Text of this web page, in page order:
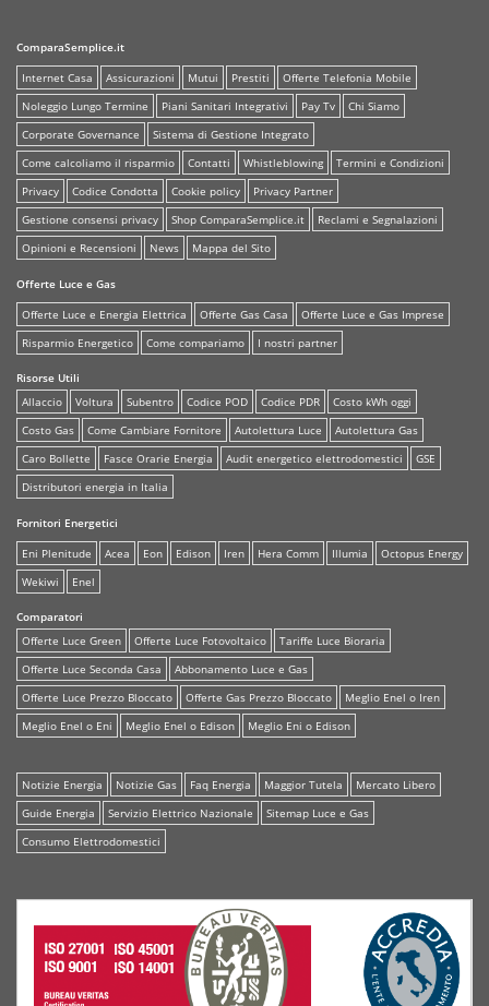
ComparaSemplice.it
Internet Casa
Assicurazioni Mutui Prestiti
Offerte Telefonia Mobile
Noleggio Lungo Termine
Piani Sanitari Integrativi Pay Tv
Chi Siamo
Corporate Governance
Sistema di Gestione Integrato
Come calcoliamo il risparmio
Contatti Whistleblowing
Termini e Condizioni
Privacy
Codice Condotta Cookie policy
Privacy Partner
Gestione consensi privacy
Shop ComparaSemplice.it
Reclami e Segnalazioni
Opinioni e Recensioni
News Mappa del Sito
Offerte Luce e Gas
Offerte Luce e Energia Elettrica
Offerte Gas Casa
Offerte Luce e Gas Imprese
Risparmio Energetico
Come compariamo I nostri partner
Risorse Utili
Allaccio
Voltura Subentro Codice POD Codice PDR
Costo kWh oggi
Costo Gas
Come Cambiare Fornitore Autolettura Luce
Autolettura Gas
Caro Bollette
Fasce Orarie Energia Audit energetico elettrodomestici
GSE
Distributori energia in Italia
Fornitori Energetici
Eni Plenitude
Acea Eon Edison Iren Hera Comm Illumia
Octopus Energy
Wekiwi
Enel
Comparatori
Offerte Luce Green
Offerte Luce Fotovoltaico
Tariffe Luce Bioraria
Offerte Luce Seconda Casa
Abbonamento Luce e Gas
Offerte Luce Prezzo Bloccato
Offerte Gas Prezzo Bloccato
Meglio Enel o Iren
Meglio Enel o Eni
Meglio Enel o Edison Meglio Eni o Edison
Notizie Energia Notizie Gas Faq Energia Maggior Tutela
Mercato Libero
Guide Energia
Servizio Elettrico Nazionale
Sitemap Luce e Gas
Consumo Elettrodomestici